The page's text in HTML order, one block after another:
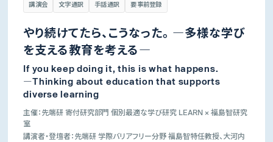
講演会 文字通訳 手話通訳 要事前登録
やり続けてたら、こうなった。 ―多様な学び
を支える教育を考える―
If you keep doing it, this is what happens.
―Thinking about education that supports
diverse learning
主催：先端研 寄付研究部門 個別最適な学び研究 LEARN × 福島智研究
室
講演者・登壇者：先端研 学際バリアフリー分野 福島智特任教授、大河内